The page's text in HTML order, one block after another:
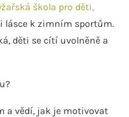
škola pro děti,
lásce k zimním sportům.
děti se cítí uvolněně a
a vědí, jak je motivovat